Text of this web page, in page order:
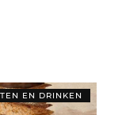
EN DRINKEN